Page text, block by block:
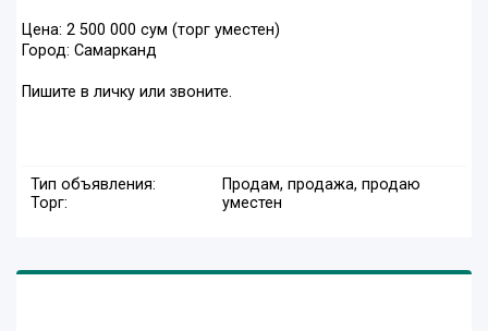
Цена: 2 500 000 сум (торг уместен)
Город: Самарканд
Пишите в личку или звоните.
Тип объявления:
Продам, продажа, продаю
Торг:
уместен